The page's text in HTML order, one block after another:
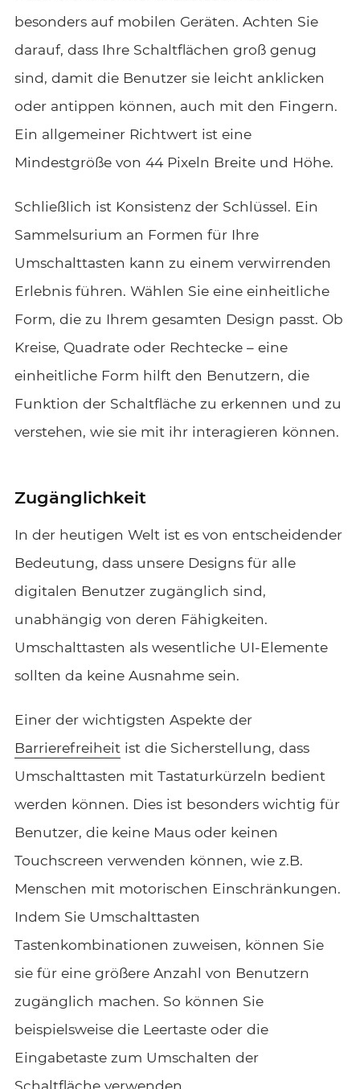
besonders auf mobilen Geräten. Achten Sie
darauf, dass Ihre Schaltflächen groß genug
sind, damit die Benutzer sie leicht anklicken
oder antippen können, auch mit den Fingern.
Ein allgemeiner Richtwert ist eine
Mindestgröße von 44 Pixeln Breite und Höhe.
Schließlich ist Konsistenz der Schlüssel. Ein
Sammelsurium an Formen für Ihre
Umschalttasten kann zu einem verwirrenden
Erlebnis führen. Wählen Sie eine einheitliche
Form, die zu Ihrem gesamten Design passt. Ob
Kreise, Quadrate oder Rechtecke – eine
einheitliche Form hilft den Benutzern, die
Funktion der Schaltfläche zu erkennen und zu
verstehen, wie sie mit ihr interagieren können.
Zugänglichkeit
In der heutigen Welt ist es von entscheidender
Bedeutung, dass unsere Designs für alle
digitalen Benutzer zugänglich sind,
unabhängig von deren Fähigkeiten.
Umschalttasten als wesentliche UI-Elemente
sollten da keine Ausnahme sein.
Einer der wichtigsten Aspekte der
Barrierefreiheit ist die Sicherstellung, dass
Umschalttasten mit Tastaturkürzeln bedient
werden können. Dies ist besonders wichtig für
Benutzer, die keine Maus oder keinen
Touchscreen verwenden können, wie z.B.
Menschen mit motorischen Einschränkungen.
Indem Sie Umschalttasten
Tastenkombinationen zuweisen, können Sie
sie für eine größere Anzahl von Benutzern
zugänglich machen. So können Sie
beispielsweise die Leertaste oder die
Eingabetaste zum Umschalten der
Schaltfläche verwenden.